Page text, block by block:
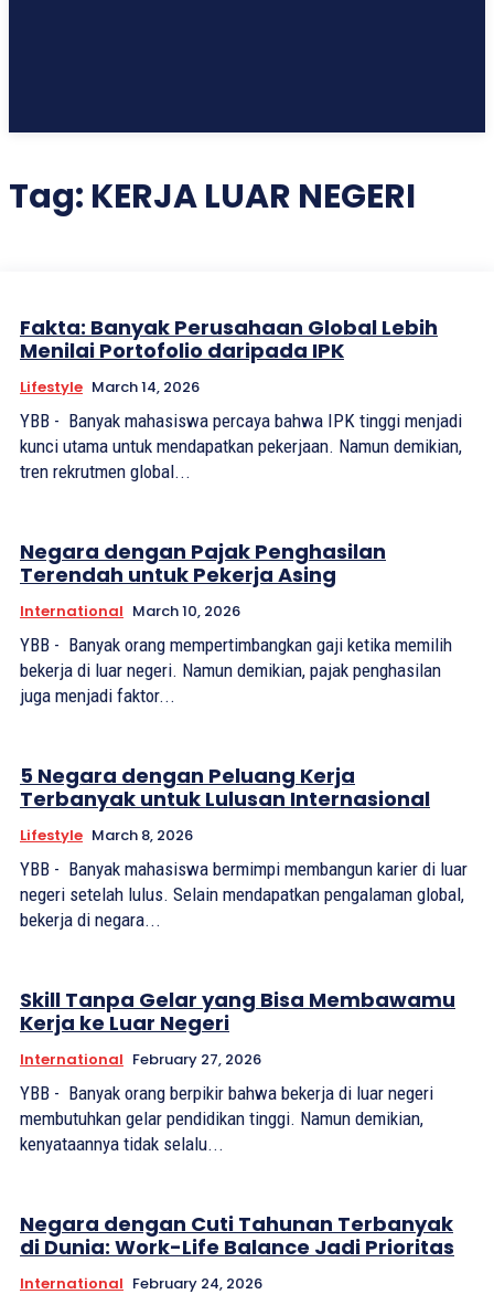
Tag: KERJA LUAR NEGERI
Fakta: Banyak Perusahaan Global Lebih
Menilai Portofolio daripada IPK
Lifestyle March 14, 2026
YBB - Banyak mahasiswa percaya bahwa IPK tinggi menjadi
kunci utama untuk mendapatkan pekerjaan. Namun demikian,
tren rekrutmen global...
Negara dengan Pajak Penghasilan
Terendah untuk Pekerja Asing
International March 10, 2026
YBB - Banyak orang mempertimbangkan gaji ketika memilih
bekerja di luar negeri. Namun demikian, pajak penghasilan
juga menjadi faktor...
5 Negara dengan Peluang Kerja
Terbanyak untuk Lulusan Internasional
Lifestyle March 8, 2026
YBB - Banyak mahasiswa bermimpi membangun karier di luar
negeri setelah lulus. Selain mendapatkan pengalaman global,
bekerja di negara...
Skill Tanpa Gelar yang Bisa Membawamu
Kerja ke Luar Negeri
International February 27, 2026
YBB - Banyak orang berpikir bahwa bekerja di luar negeri
membutuhkan gelar pendidikan tinggi. Namun demikian,
kenyataannya tidak selalu...
Negara dengan Cuti Tahunan Terbanyak
di Dunia: Work-Life Balance Jadi Prioritas
International February 24, 2026